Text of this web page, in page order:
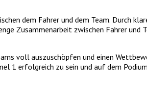
dem Fahrer und dem Team. Durch
Zusammenarbeit zwischen Fahrer
voll auszuschöpfen und einen
1 erfolgreich zu sein und auf dem